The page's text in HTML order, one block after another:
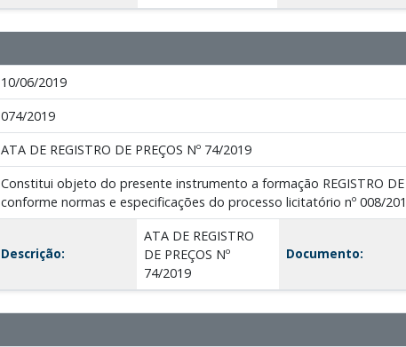
10/06/2019
074/2019
ATA DE REGISTRO DE PREÇOS Nº 74/2019
Constitui objeto do presente instrumento a formação REGISTRO DE
conforme normas e especificações do processo licitatório nº 008/
Descrição:
ATA DE REGISTRO
DE PREÇOS Nº
74/2019
Documento: